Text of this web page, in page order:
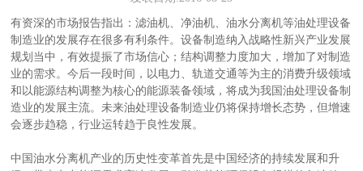
有资深的市场报告指出：滤油机、净油机、油水分离机等油处理设备
制造业的发展存在很多有利条件。设备制造纳入战略性新兴产业发展
规划当中，有效提振了市场信心；结构调整力度加大，增加了对制造
业的需求。今后一段时间，以电力、轨道交通等为主的消费升级领域
和以能源结构调整为核心的能源装备领域，将成为我国油处理设备制
造业的发展主流。未来油处理设备制造业仍将保持增长态势，但增速
会逐步趋稳，行业运转趋于良性发展。
中国油水分离机产业的历史性变革首先是中国经济的持续发展和升